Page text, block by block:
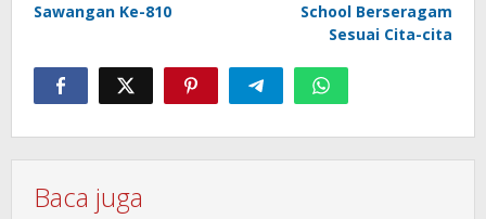
Sawangan Ke-810
School Berseragam
Sesuai Cita-cita
Baca juga